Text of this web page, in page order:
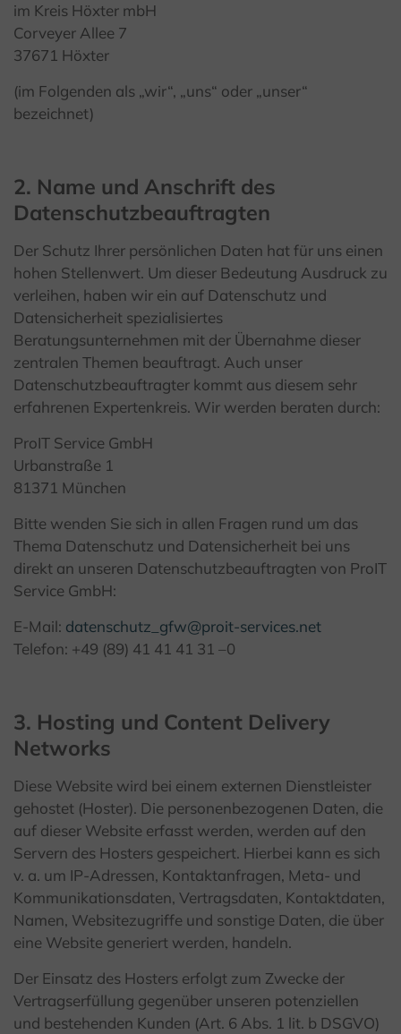
im Kreis Höxter mbH
Corveyer Allee 7
37671 Höxter
(im Folgenden als „wir“, „uns“ oder „unser“
bezeichnet)
2. Name und Anschrift des
Datenschutzbeauftragten
Der Schutz Ihrer persönlichen Daten hat für uns einen
hohen Stellenwert. Um dieser Bedeutung Ausdruck zu
verleihen, haben wir ein auf Datenschutz und
Datensicherheit spezialisiertes
Beratungsunternehmen mit der Übernahme dieser
zentralen Themen beauftragt. Auch unser
Datenschutzbeauftragter kommt aus diesem sehr
erfahrenen Expertenkreis. Wir werden beraten durch:
ProIT Service GmbH
Urbanstraße 1
81371 München
Bitte wenden Sie sich in allen Fragen rund um das
Thema Datenschutz und Datensicherheit bei uns
direkt an unseren Datenschutzbeauftragten von ProIT
Service GmbH:
E-Mail: datenschutz_gfw@proit-services.net
Telefon: +49 (89) 41 41 41 31 –0
3. Hosting und Content Delivery
Networks
Diese Website wird bei einem externen Dienstleister
gehostet (Hoster). Die personenbezogenen Daten, die
auf dieser Website erfasst werden, werden auf den
Servern des Hosters gespeichert. Hierbei kann es sich
v. a. um IP-Adressen, Kontaktanfragen, Meta- und
Kommunikationsdaten, Vertragsdaten, Kontaktdaten,
Namen, Websitezugriffe und sonstige Daten, die über
eine Website generiert werden, handeln.
Der Einsatz des Hosters erfolgt zum Zwecke der
Vertragserfüllung gegenüber unseren potenziellen
und bestehenden Kunden (Art. 6 Abs. 1 lit. b DSGVO)